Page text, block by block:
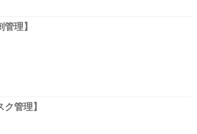
理】
管理】